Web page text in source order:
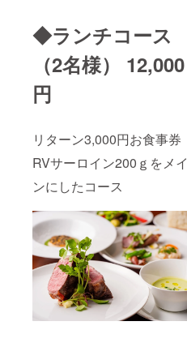
◆ランチコース
（2名様） 12,000
円
リターン3,000円お食事券
RVサーロイン200ｇをメイ
ンにしたコース